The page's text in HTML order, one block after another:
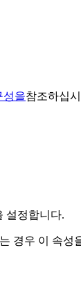
성을참조하십
설정합니다.
경우 이 속성